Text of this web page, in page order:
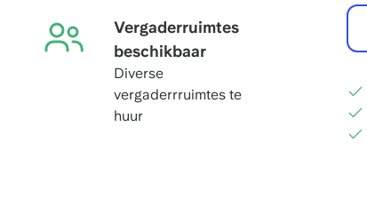
Vergaderruimtes
beschikbaar
Diverse
vergaderrruimtes te
huur